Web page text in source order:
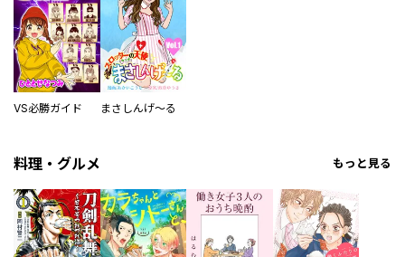
VS必勝ガイド まさしんげ～る
料理・グルメ もっと見る